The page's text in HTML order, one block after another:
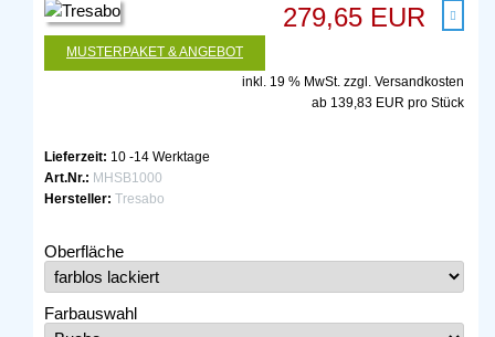
279,65 EUR
MUSTERPAKET & ANGEBOT
inkl. 19 % MwSt. zzgl. Versandkosten
ab 139,83 EUR pro Stück
Lieferzeit: 10 -14 Werktage
Art.Nr.: MHSB1000
Hersteller: Tresabo
Oberfläche
Farbauswahl